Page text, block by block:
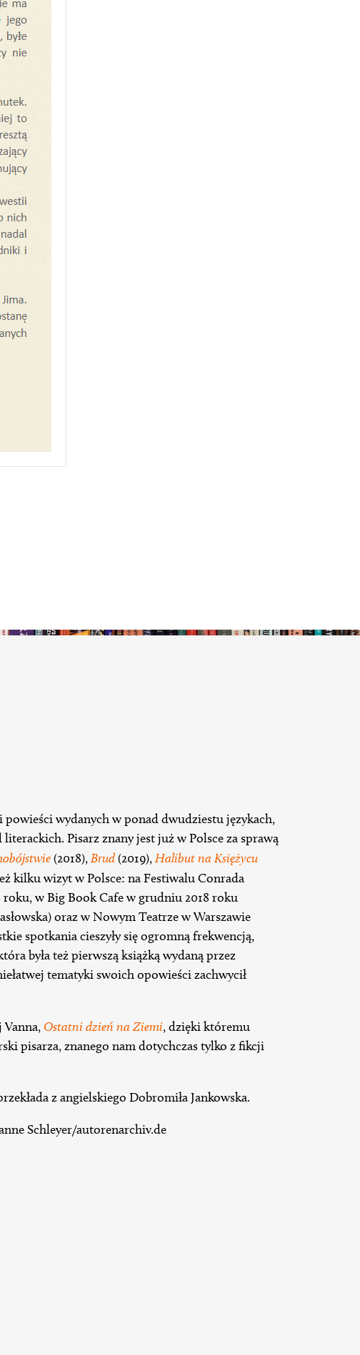
wydanych w ponad dwudziestu językach,
Pisarz znany jest już w Polsce za sprawą
(2018),Brud(2019),Halibut na Księżycu
kilku wizyt w Polsce: na Festiwalu Conrada
w Big Book Cafe w grudniu 2018 roku
oraz w Nowym Teatrze w Warszawie
spotkania cieszyły się ogromną frekwencją,
była też pierwszą książką wydaną przez
tematyki swoich opowieści zachwycił
Vanna, Ostatni dzień na Ziemi, dzięki któremu
pisarza, znanego nam dotychczas tylko z fikcji
z angielskiego Dobromiła Jankowska.
Schleyer/autorenarchiv.de